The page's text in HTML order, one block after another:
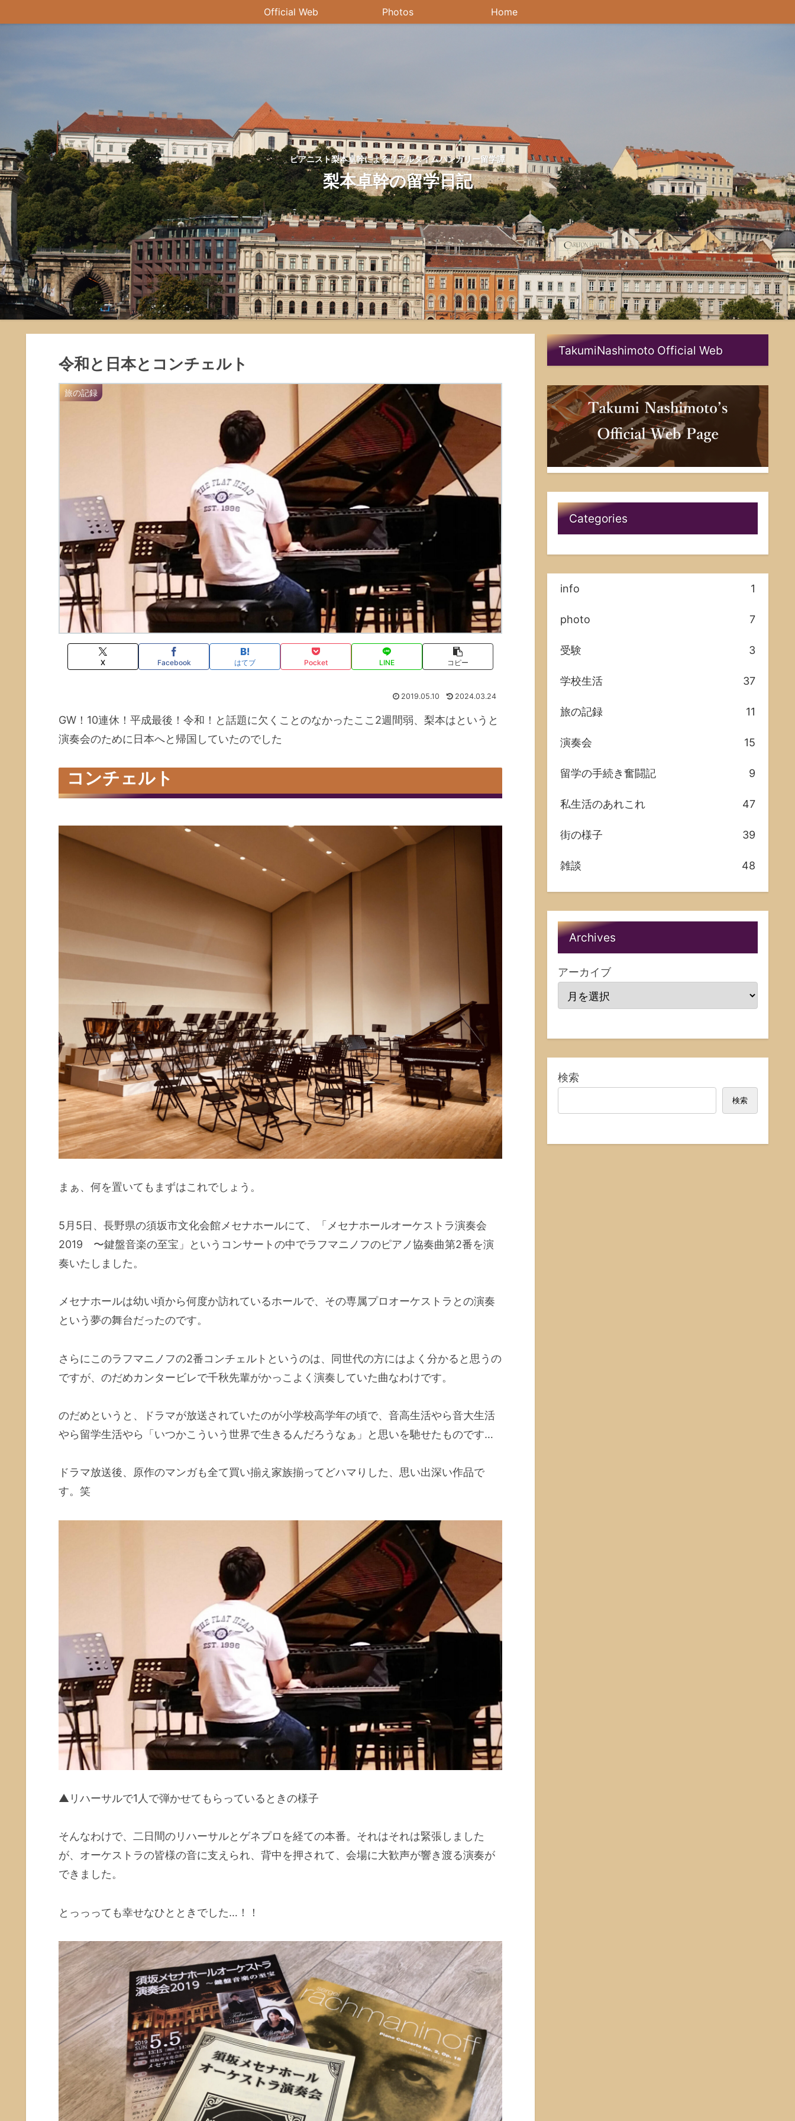
ピアニスト梨本卓幹によるリアルタイムハンガリー留学譚
梨本卓幹の留学日記
Official Web Photos Home
令和と日本とコンチェルト
旅の記録
X Facebook はてブ Pocket LINE コピー
2019.05.10 2024.03.24
GW！10連休！平成最後！令和！と話題に欠くことのなかったここ2週間弱、梨本はというと
演奏会のために日本へと帰国していたのでした
コンチェルト
まぁ、何を置いてもまずはこれでしょう。
5月5日、長野県の須坂市文化会館メセナホールにて、「メセナホールオーケストラ演奏会
2019 〜鍵盤音楽の至宝」というコンサートの中でラフマニノフのピアノ協奏曲第2番を演
奏いたしました。
メセナホールは幼い頃から何度か訪れているホールで、その専属プロオーケストラとの演奏
という夢の舞台だったのです。
さらにこのラフマニノフの2番コンチェルトというのは、同世代の方にはよく分かると思うの
ですが、のだめカンタービレで千秋先輩がかっこよく演奏していた曲なわけです。
のだめというと、ドラマが放送されていたのが小学校高学年の頃で、音高生活やら音大生活
やら留学生活やら「いつかこういう世界で生きるんだろうなぁ」と思いを馳せたものです…
ドラマ放送後、原作のマンガも全て買い揃え家族揃ってどハマりした、思い出深い作品で
す。笑
▲リハーサルで1人で弾かせてもらっているときの様子
そんなわけで、二日間のリハーサルとゲネプロを経ての本番。それはそれは緊張しました
が、オーケストラの皆様の音に支えられ、背中を押されて、会場に大歓声が響き渡る演奏が
できました。
とっっっても幸せなひとときでした…！！
TakumiNashimoto Official Web
Categories
info 1
photo 7
受験 3
学校生活 37
旅の記録 11
演奏会 15
留学の手続き奮闘記 9
私生活のあれこれ 47
街の様子 39
雑談 48
Archives
アーカイブ
検索
検索